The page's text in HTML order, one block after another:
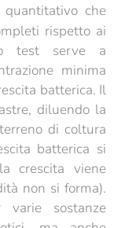
che
rispetto ai
test serve a
minima
batterica. Il
diluendo la
di coltura
batterica si
crescita viene
non si forma).
sostanze